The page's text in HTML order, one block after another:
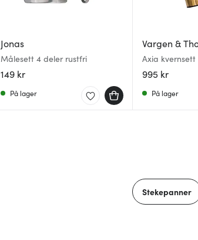
Jonas
Målesett 4 deler rustfri
149 kr
På lager
Vargen &
Axia kvernsett
cava
995 kr
På lager
Stekepanner